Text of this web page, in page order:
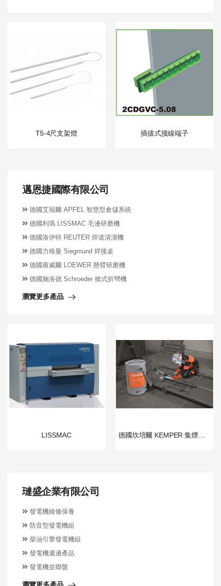
T5-4尺支架燈 插拔式接線端子
邁恩捷國際有限公司
德國艾福爾 APFEL 智慧型倉儲系統
德國利瑪 LISSMAC 毛邊研磨機
德國洛伊特 REUTER 焊道清潔機
德國力格曼 Siegmund 焊接桌
德國羅威爾 LOEWER 懸臂研磨機
德國施洛德 Schroeder 掀式折彎機
瀏覽更多產品
LISSMAC 德國坎培爾 KEMPER 集煙過濾機 MiniFil
璉盛企業有限公司
發電機維修保養
防音型發電機組
柴油引擎發電機組
發電機週邊產品
發電機並聯盤